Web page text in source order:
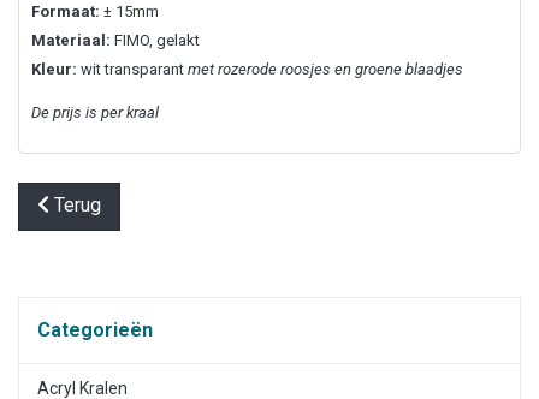
Formaat: ± 15mm
Materiaal: FIMO, gelakt
Kleur: wit transparant met rozerode roosjes en groene blaadjes
De prijs is per kraal
Terug
Categorieën
Acryl Kralen